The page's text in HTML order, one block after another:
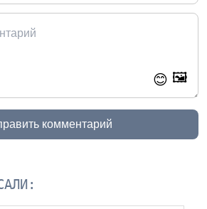
😊 🖼️
комментарий